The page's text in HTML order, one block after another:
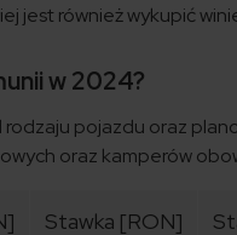
jest również wykupić
w 2024?
rodzaju pojazdu oraz
oraz kamperów
Stawka [RON]